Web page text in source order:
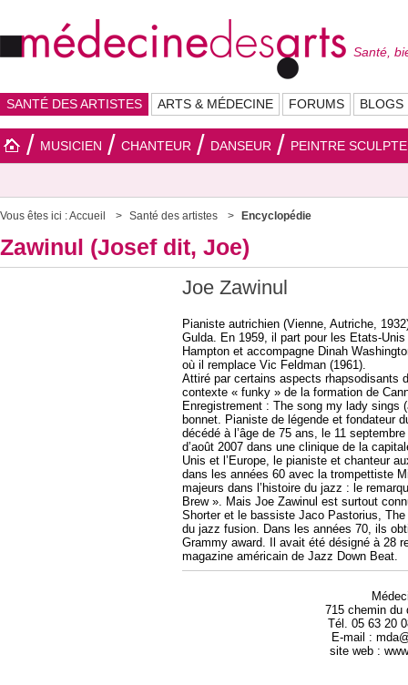
Santé,
SANTÉ DES ARTISTES ARTS & MÉDECINE FORUMS BLOGS
MUSICIEN CHANTEUR DANSEUR PEINTRE
Vous êtes ici :Accueil Santé des artistes Encyclopédie
Zawinul (Josef dit, Joe)
Joe Zawinul
Pianiste autrichien (Vienne, Autriche,
Gulda. En 1959, il part pour les Etats-
Hampton et accompagne Dinah
où il remplace Vic Feldman (1961).
Attiré par certains aspects rhapsodisants
contexte « funky » de la formation de
Enregistrement : The song my lady sings
bonnet. Pianiste de légende et fondateur
décédé à l’âge de 75 ans, le 11
d’août 2007 dans une clinique de la
Unis et l’Europe, le pianiste et chanteur
dans les années 60 avec la trompettiste
majeurs dans l’histoire du jazz : le
Brew ». Mais Joe Zawinul est surtout
Shorter et le bassiste Jaco Pastorius,
du jazz fusion. Dans les années 70, ils
Grammy award. Il avait été désigné à 28
magazine américain de Jazz Down Beat.
715 chemin du
Tél. 05 63 20
E-mail :
site web :